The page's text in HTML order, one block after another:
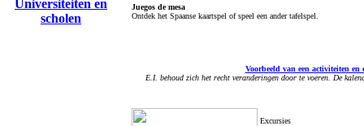
Universiteiten en
scholen
Juegos de mesa
Ontdek het Spaanse kaartspel of speel een ander tafelspel.
Voorbeeld van een activiteiten en
E.I. behoud zich het recht veranderingen door te voeren. De
Excursies